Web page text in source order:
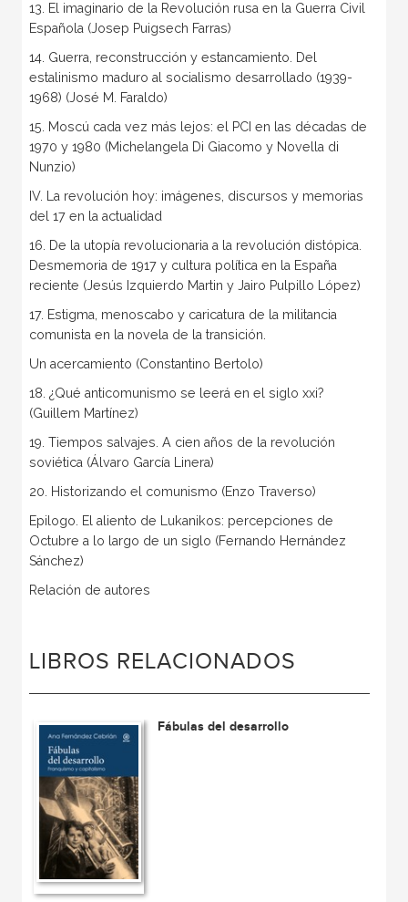
13. El imaginario de la Revolución rusa en la Guerra Civil
Española (Josep Puigsech Farras)
14. Guerra, reconstrucción y estancamiento. Del
estalinismo maduro al socialismo desarrollado (1939-
1968) (José M. Faraldo)
15. Moscú cada vez más lejos: el PCI en las décadas de
1970 y 1980 (Michelangela Di Giacomo y Novella di
Nunzio)
IV. La revolución hoy: imágenes, discursos y memorias
del 17 en la actualidad
16. De la utopía revolucionaria a la revolución distópica.
Desmemoria de 1917 y cultura política en la España
reciente (Jesús Izquierdo Martin y Jairo Pulpillo López)
17. Estigma, menoscabo y caricatura de la militancia
comunista en la novela de la transición.
Un acercamiento (Constantino Bertolo)
18. ¿Qué anticomunismo se leerá en el siglo xxi?
(Guillem Martínez)
19. Tiempos salvajes. A cien años de la revolución
soviética (Álvaro García Linera)
20. Historizando el comunismo (Enzo Traverso)
Epilogo. El aliento de Lukanikos: percepciones de
Octubre a lo largo de un siglo (Fernando Hernández
Sánchez)
Relación de autores
LIBROS RELACIONADOS
Fábulas del desarrollo